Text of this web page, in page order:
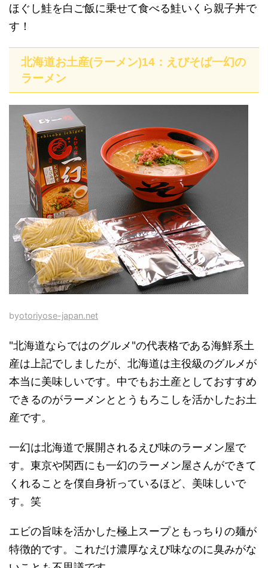
ほぐし鮭を白ご飯に乗せて食べる鮭いくら親子丼で
す！
北海道お土産(ラーメン)14：えびそば一幻の
ラーメン
byotoriyose-japan.net
"北海道ならではのグルメ"の代表格である海鮮系土
産は上記でしましたが、北海道は主役級のグルメが
本当に美味しいです。中でもお土産としておすすめ
できるのがラーメンととうもろこしを活かしたお土
産です。
一幻は北海道で展開されるえび味のラーメン屋で
す。東京や関西にも一幻のラーメン屋さんができて
くれることを僕自身祈っているほど、美味しいで
す。笑
エビの旨味を活かした極上スープともっちりの麺が
特徴的です。これだけ濃厚なえび味なのに臭みがな